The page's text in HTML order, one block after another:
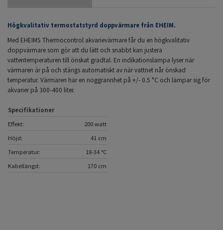
Högkvalitativ termostatstyrd doppvärmare från EHEIM.
Med EHEIMS Thermocontrol akvarievärmare får du en högkvalitativ
doppvärmare som gör att du lätt och snabbt kan justera
vattentemperaturen till önskat gradtal. En indikationslampa lyser när
värmaren är på och stängs automatiskt av när vattnet når önskad
temperatur. Värmaren har en noggrannhet på +/- 0.5 °C och lämpar sig för
akvarier på 300-400 liter.
Specifikationer
Effekt:
200 watt
Höjd:
41 cm
Temperatur:
18-34 °C
Kabellängd:
170 cm